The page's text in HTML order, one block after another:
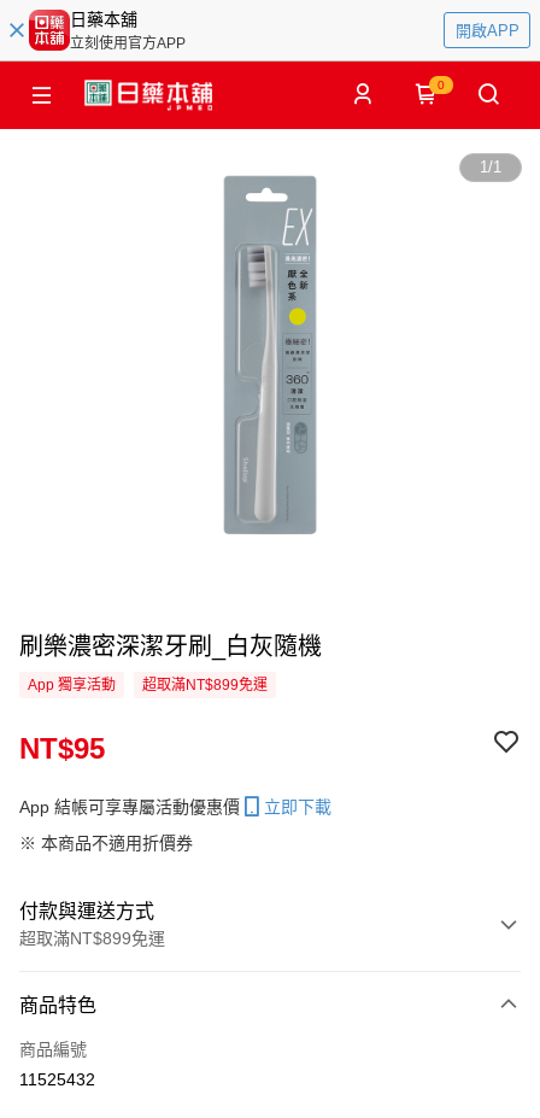
日藥本舖
立刻使用官方APP
開啟APP
0
1/1
刷樂濃密深潔牙刷_白灰隨機
App 獨享活動 超取滿NT$899免運
NT$95
App 結帳可享專屬活動優惠價
立即下載
※ 本商品不適用折價券
付款與運送方式
超取滿NT$899免運
信用卡一次付款
信用卡分期付款
商品特色
商品編號
11525432